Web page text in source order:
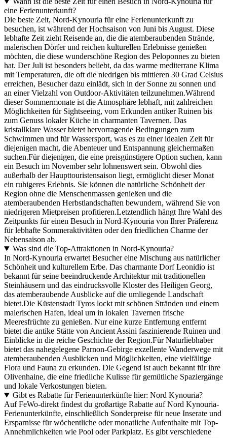
eine Ferienunterkunft?
Die beste Zeit, Nord-Kynouria für eine Ferienunterkunft zu
besuchen, ist während der Hochsaison von Juni bis August. Diese
lebhafte Zeit zieht Reisende an, die die atemberaubenden Strände,
malerischen Dörfer und reichen kulturellen Erlebnisse genießen
möchten, die diese wunderschöne Region des Peloponnes zu bieten
hat. Der Juli ist besonders beliebt, da das warme mediterrane Klima
mit Temperaturen, die oft die niedrigen bis mittleren 30 Grad Celsius
erreichen, Besucher dazu einlädt, sich in der Sonne zu sonnen und
an einer Vielzahl von Outdoor-Aktivitäten teilzunehmen.Während
dieser Sommermonate ist die Atmosphäre lebhaft, mit zahlreichen
Möglichkeiten für Sightseeing, vom Erkunden antiker Ruinen bis
zum Genuss lokaler Küche in charmanten Tavernen. Das
kristallklare Wasser bietet hervorragende Bedingungen zum
Schwimmen und für Wassersport, was es zu einer idealen Zeit für
diejenigen macht, die Abenteuer und Entspannung gleichermaßen
suchen.Für diejenigen, die eine preisgünstigere Option suchen, kann
ein Besuch im November sehr lohnenswert sein. Obwohl dies
außerhalb der Haupttouristensaison liegt, ermöglicht dieser Monat
ein ruhigeres Erlebnis. Sie können die natürliche Schönheit der
Region ohne die Menschenmassen genießen und die
atemberaubenden Herbstlandschaften bewundern, während Sie von
niedrigeren Mietpreisen profitieren.Letztendlich hängt Ihre Wahl des
Zeitpunkts für einen Besuch in Nord-Kynouria von Ihrer Präferenz
für lebhafte Sommeraktivitäten oder den friedlichen Charme der
Nebensaison ab.
Was sind die Top-Attraktionen in Nord-Kynouria?
In Nord-Kynouria erwartet Besucher eine Mischung aus natürlicher
Schönheit und kulturellem Erbe. Das charmante Dorf Leonidio ist
bekannt für seine beeindruckende Architektur mit traditionellen
Steinhäusern und das eindrucksvolle Kloster des Heiligen Georg,
das atemberaubende Ausblicke auf die umliegende Landschaft
bietet.Die Küstenstadt Tyros lockt mit schönen Stränden und einem
malerischen Hafen, ideal um in lokalen Tavernen frische
Meeresfrüchte zu genießen. Nur eine kurze Entfernung entfernt
bietet die antike Stätte von Ancient Assini faszinierende Ruinen und
Einblicke in die reiche Geschichte der Region.Für Naturliebhaber
bietet das nahegelegene Parnon-Gebirge exzellente Wanderwege mit
atemberaubenden Ausblicken und Möglichkeiten, eine vielfältige
Flora und Fauna zu erkunden. Die Gegend ist auch bekannt für ihre
Olivenhaine, die eine friedliche Kulisse für gemütliche Spaziergänge
und lokale Verkostungen bieten.
Gibt es Rabatte für Ferienunterkünfte hier: Nord Kynouria?
Auf FeWo-direkt findest du großartige Rabatte auf Nord Kynouria-
Ferienunterkünfte, einschließlich Sonderpreise für neue Inserate und
Ersparnisse für wöchentliche oder monatliche Aufenthalte mit Top-
Annehmlichkeiten wie Pool oder Parkplatz. Es gibt verschiedene